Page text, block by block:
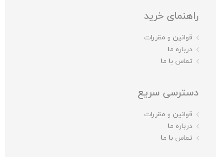
راهنمای خرید
قوانین و مقررات
درباره ما
تماس با ما
دسترسی سریع
قوانین و مقررات
درباره ما
تماس با ما